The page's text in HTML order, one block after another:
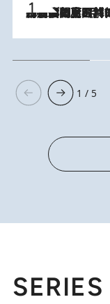
2026.8.8
「最後に見られてよかった」上野動物園の東園パンダ舎が解体前に特別公開。8月16日まで延長されたパネル展と共に辿る“半世紀”のパンダ飼育《解体工事の図面あり》
1 / 5
SERIES